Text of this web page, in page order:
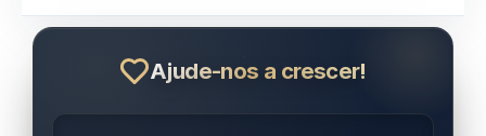
Ajude-nos a crescer!